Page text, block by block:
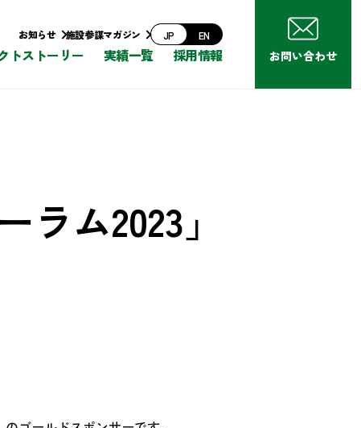
お問い合わせ
トストーリー 実績一覧 採用情報
お知らせ 施設参謀マガジン JP EN
ム2023」